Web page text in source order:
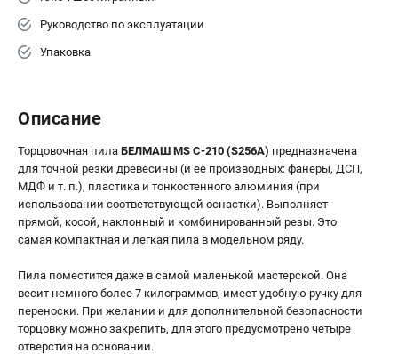
Руководство по эксплуатации
Упаковка
Описание
Торцовочная пила БЕЛМАШ MS C-210 (S256A) предназначена
для точной резки древесины (и ее производных: фанеры, ДСП,
МДФ и т. п.), пластика и тонкостенного алюминия (при
использовании соответствующей оснастки). Выполняет
прямой, косой, наклонный и комбинированный резы. Это
самая компактная и легкая пила в модельном ряду.
Пила поместится даже в самой маленькой мастерской. Она
весит немного более 7 килограммов, имеет удобную ручку для
переноски. При желании и для дополнительной безопасности
торцовку можно закрепить, для этого предусмотрено четыре
отверстия на основании.